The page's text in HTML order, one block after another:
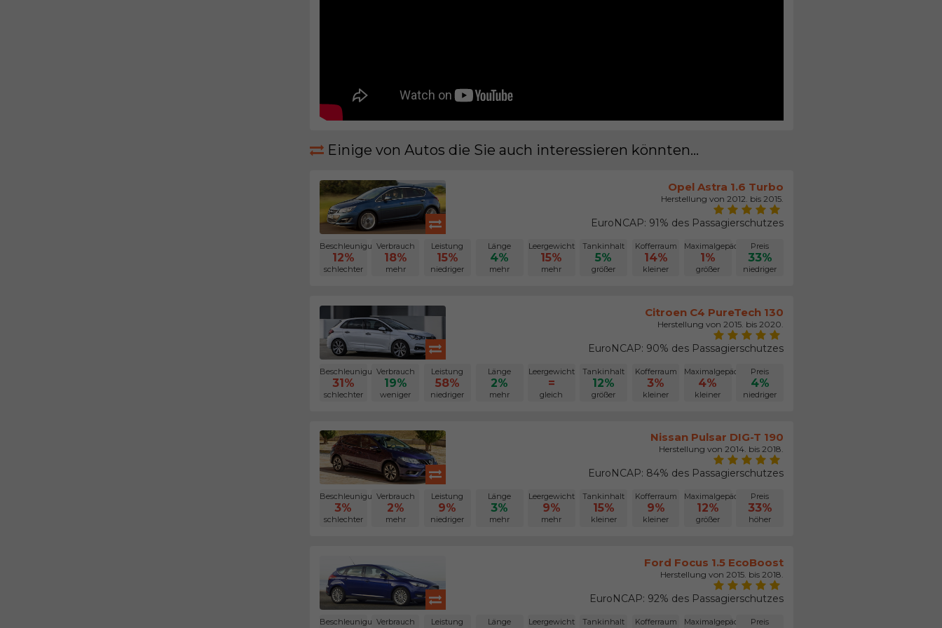
Einige von Autos die Sie auch interessieren könnten...
Opel Astra 1.6 Turbo
Herstellung von 2012. bis 2015.
EuroNCAP: 91% des Passagierschutzes
Beschleunigung
12%
schlechter
Verbrauch
18%
mehr
Leistung
15%
niedriger
Länge
4%
mehr
Leergewicht
15%
mehr
Tankinhalt
5%
größer
Kofferraum
14%
kleiner
Maximalgepäck
1%
größer
Preis
33%
niedriger
Citroen C4 PureTech 130
Herstellung von 2015. bis 2020.
EuroNCAP: 90% des Passagierschutzes
Beschleunigung
31%
schlechter
Verbrauch
19%
weniger
Leistung
58%
niedriger
Länge
2%
mehr
Leergewicht
=
gleich
Tankinhalt
12%
größer
Kofferraum
3%
kleiner
Maximalgepäck
4%
kleiner
Preis
4%
niedriger
Nissan Pulsar DIG-T 190
Herstellung von 2014. bis 2018.
EuroNCAP: 84% des Passagierschutzes
Beschleunigung
3%
schlechter
Verbrauch
2%
mehr
Leistung
9%
niedriger
Länge
3%
mehr
Leergewicht
9%
mehr
Tankinhalt
15%
kleiner
Kofferraum
9%
kleiner
Maximalgepäck
12%
größer
Preis
33%
höher
Ford Focus 1.5 EcoBoost
Herstellung von 2015. bis 2018.
EuroNCAP: 92% des Passagierschutzes
BeschleunigungVerbrauch Leistung Länge Leergewicht Tankinhalt Kofferraum Maximalgepäck Preis